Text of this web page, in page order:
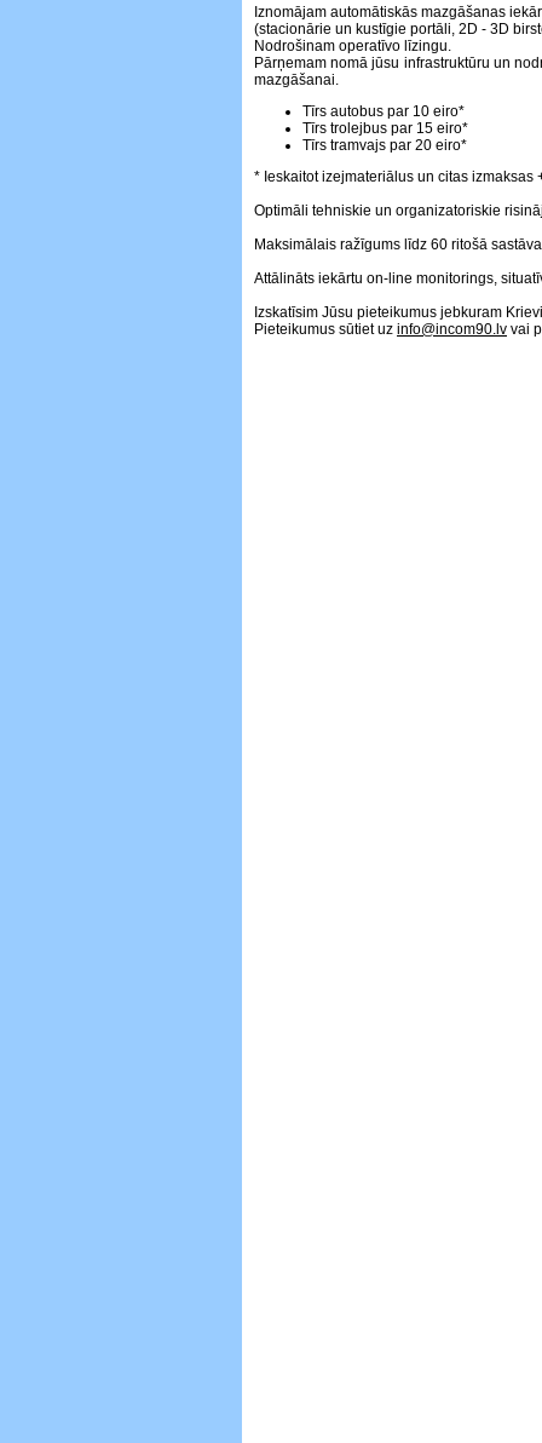
Iznomājam automātiskās mazgāšanas
(stacionārie un kustīgie portāli, 2D - 3D
Nodrošinam operatīvo līzingu.
Pārņemam nomā jūsu infrastruktūru un
mazgāšanai.
Tīrs autobus par 10 eiro*
Tīrs trolejbus par 15 eiro*
Tīrs tramvajs par 20 eiro*
* Ieskaitot izejmateriālus un citas izmaksas
Optimāli tehniskie un organizatoriskie
Maksimālais ražīgums līdz 60 ritošā
Attālināts iekārtu on-line monitorings,
Izskatīsim Jūsu pieteikumus jebkuram
Pieteikumus sūtiet uz info@incom90.lv vai